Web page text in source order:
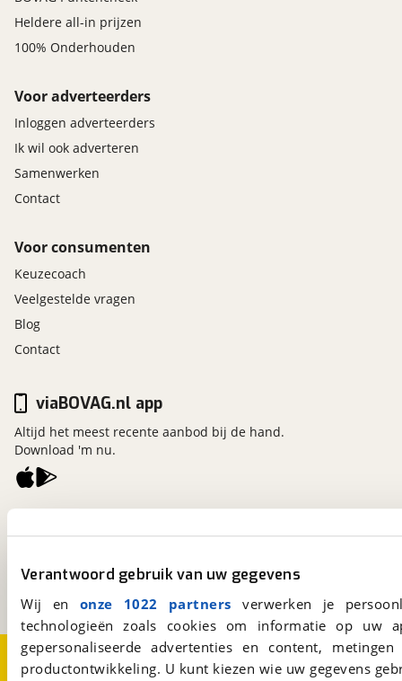
Verantwoord gebruik van uw gegevens
Wij en onze 1022 partners verwerken je
technologieën zoals cookies om informatie op
gepersonaliseerde advertenties en content,
productontwikkeling. U kunt kiezen wie uw gegevens
Heldere all-in prijzen
100% Onderhouden
Voor adverteerders
Inloggen adverteerders
Ik wil ook adverteren
Samenwerken
Contact
Voor consumenten
Keuzecoach
Veelgestelde vragen
Blog
Contact
Een initiatief van
viaBOVAG.nl app
Altijd het meest recente aanbod bij de hand.
Download 'm nu.
Over viaBOVAG.nlDisclaimer- en Privacyverklaring
CookievoorkeurenVacatures